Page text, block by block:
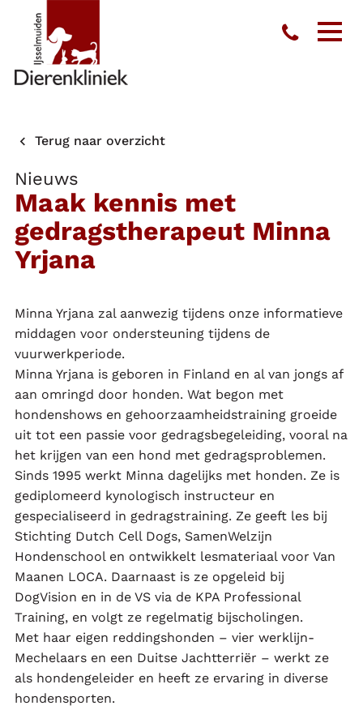
Toon
Terug naar overzicht
Nieuws
Maak kennis met
gedragstherapeut Minna
Yrjana
Minna Yrjana zal aanwezig tijdens onze informatieve
middagen voor ondersteuning tijdens de
vuurwerkperiode.
Minna Yrjana is geboren in Finland en al van jongs af
aan omringd door honden. Wat begon met
hondenshows en gehoorzaamheidstraining groeide
uit tot een passie voor gedragsbegeleiding, vooral na
het krijgen van een hond met gedragsproblemen.
Sinds 1995 werkt Minna dagelijks met honden. Ze is
gediplomeerd kynologisch instructeur en
gespecialiseerd in gedragstraining. Ze geeft les bij
Stichting Dutch Cell Dogs, SamenWelzijn
Hondenschool en ontwikkelt lesmateriaal voor Van
Maanen LOCA. Daarnaast is ze opgeleid bij
DogVision en in de VS via de KPA Professional
Training, en volgt ze regelmatig bijscholingen.
Met haar eigen reddingshonden – vier werklijn-
Mechelaars en een Duitse Jachtterriër – werkt ze
als hondengeleider en heeft ze ervaring in diverse
hondensporten.